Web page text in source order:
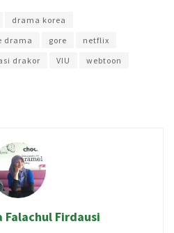
drama korea
drama gore
netflix
drakor VIU webtoon
Falachul Firdausi